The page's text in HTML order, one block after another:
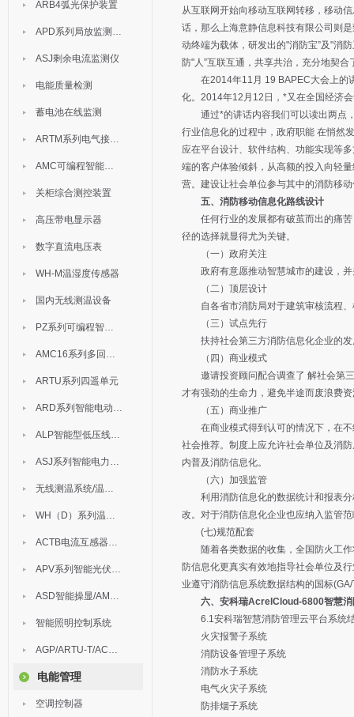
ARB4弧光保护装置
APD系列局放监测装置
ASJ剩余电流监测仪
电能质量检测
蓄电池在线监测
ARTM系列电气接点测温装置
AMC可编程智能电测表
关柜综合测控装置
高压带电显示器
数字直流电压表
WH-M温湿度传感器
国内无线测温设备
PZ系列可编程智能表
AMC16系列多回路监控装置
ARTU系列四遥单元
ARD系列智能电动机保护器
ALP智能型低压线路保护装置
ASJ系列智能电力继电器
无线测温系统/温度巡检
WH（D）系列温湿度控制器
ACTB电流互感器过电压保护器
APV系列智能光伏汇流箱
ASD智能操显/AM中压保护
智能照明控制系统
AGP/ARTU-T/ACM/ADDC
电能管理
空调控制器
从互联网开始向移动互联网转移，移动
话，那么上海意静信息科技有限公司则
动终端为载体，研发出的"消防宝”及"消
防"人”互联互通，共享共治，充分地契
在2014年11月 19 BAPEC大会上的讲
化。2014年12月12日，*又在全国经济会
通过*的讲话内容我们可以读出两点，
行业信息化的过程中，政府职能 在悄然
应在平台设计、软件结构、功能实现等
端的客户体验倾斜，从高额的投入向轻
营。建设让社会单位参与其中的消防移
五、消防移动信息化路线设计
任何行业的发展都有破茧而出的痛苦
径的选择就显得尤为关键。
（一）政府关注
政府有意愿推动智慧城市的建设，并
（二）顶层设计
自各省市消防局对于建筑审核流程、
（三）试点先行
扶持社会第三方消防信息化企业的发
（四）商业模式
邀请投资顾问配合调查了 解社会第三
才有强劲的生命力，避免半途而废浪费资
（五）商业推广
在商业模式得到认可的情况下，在不
社会推荐。制度上应允许社会单位及消
内普及消防信息化。
（六）加强监管
利用消防信息化的数据统计和报表分
改。对于消防信息化企业也应纳入监管
(七)规范配套
随着各类数据的收集，全国防火工作
防信息化更真实有效地指导社会单位及
业遵守消防信息系统数据结构的国标
六、安科瑞AcrelCloud-6800智慧消
6.1安科瑞智慧消防管理云平台系统
火灾报警子系统
消防设备管理子系统
消防水子系统
电气火灾子系统
防排烟子系统